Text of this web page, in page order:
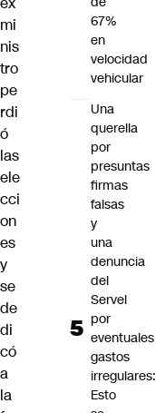
mi
nis
tro
pe
rdi
ó
las
ele
cci
on
es
y
se
de
di
có
a
la
67%
en
velocidad
vehicular
Una
querella
por
presuntas
firmas
falsas
y
una
denuncia
del
Servel
por
eventuales
gastos
irregulares:
Esto